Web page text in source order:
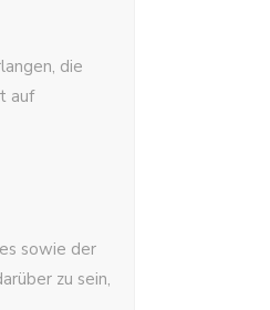
die
auf
sowie der
zu sein,